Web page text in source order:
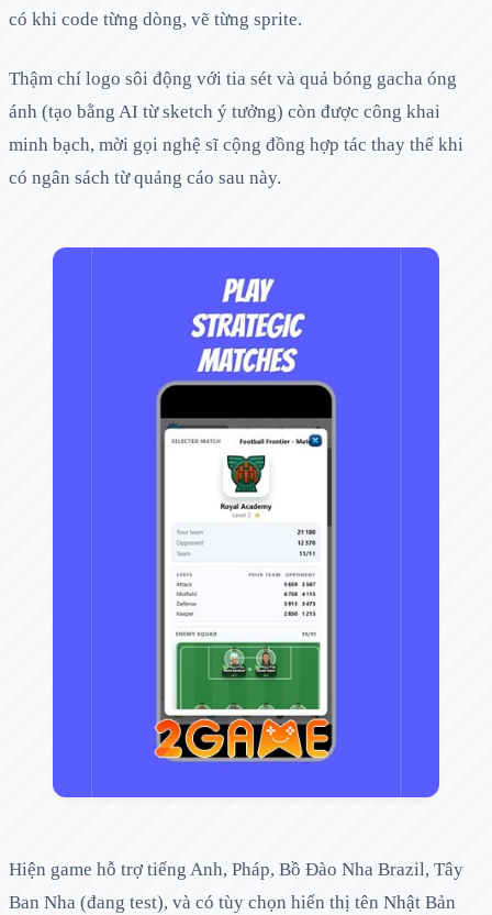
có khi code từng dòng, vẽ từng sprite.
Thậm chí logo sôi động với tia sét và quả bóng gacha óng
ánh (tạo bằng AI từ sketch ý tưởng) còn được công khai
minh bạch, mời gọi nghệ sĩ cộng đồng hợp tác thay thế khi
có ngân sách từ quảng cáo sau này.
Hiện game hỗ trợ tiếng Anh, Pháp, Bồ Đào Nha Brazil, Tây
Ban Nha (đang test), và có tùy chọn hiển thị tên Nhật Bản